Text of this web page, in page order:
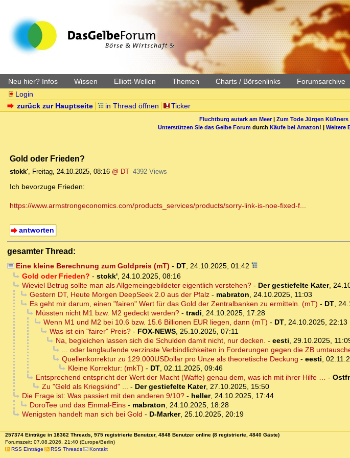
Neu hier? Infos Wissen Elliott-Wellen Themen Charts / Börsenlinks Forumsarchive
Login
zurück zur Hauptseite
in Thread öffnen Ticker
Fluchtburg autark am Meer| Zum Tode Jürgen Küßners
Unterstützen Sie das Gelbe Forum durch Käufe bei Amazon! | Weitere
Gold oder Frieden?
stokk', Freitag, 24.10.2025, 08:16 @ DT 4392 Views
Ich bevorzuge Frieden:
https://www.armstrongeconomics.com/products_services/products/sorry-link-is-noe-fixed-f...
antworten
gesamter Thread:
Eine kleine Berechnung zum Goldpreis (mT) - DT, 24.10.2025, 01:42
Gold oder Frieden? - stokk', 24.10.2025, 08:16
Wieviel Betrug sollte man als Allgemeingebildeter eigentlich verstehen?- Der gestiefelte Kater,
Gestern DT, Heute Morgen DeepSeek 2.0 aus der Pfalz- mabraton, 24.10.2025, 11:03
Es geht mir darum, einen "fairen" Wert für das Gold der Zentralbanken zu ermitteln. (mT) - DT,
Müssten nicht M1 bzw. M2 gedeckt werden?- tradi, 24.10.2025, 17:28
Wenn M1 und M2 bei 10.6 bzw. 15.6 Billionen EUR liegen, dann (mT) - DT, 24.10.2025, 22:13
Was ist ein "fairer" Preis?- FOX-NEWS, 25.10.2025, 07:11
Na, begleichen lassen sich die Schulden damit nicht, nur decken. - eesti, 29.10.2025,
... oder langlaufende verzinste Verbindlichkeiten in Forderungen gegen die ZB
Quellenkorrektur zu 129.000USDollar pro Unze als theoretische Deckung - eesti,
Kleine Korrektur: (mkT) - DT, 02.11.2025, 09:46
Entsprechend entspricht der Wert der Macht (Waffe) genau dem, was ich mit ihrer Hilfe … -
Zu "Geld als Kriegskind" ... - Der gestiefelte Kater, 27.10.2025, 15:50
Die Frage ist: Was passiert mit den anderen 9/10?- heller, 24.10.2025, 17:44
DoroTee und das Einmal-Eins- mabraton, 24.10.2025, 18:28
Wenigsten handelt man sich bei Gold - D-Marker, 25.10.2025, 20:19
257374 Einträge in 18362 Threads, 975 registrierte Benutzer, 4848 Benutzer online (8 registrierte, 4840 Gäste)
Forumszeit: 07.08.2026, 21:40 (Europe/Berlin)
RSS Einträge
RSS Threads Kontakt